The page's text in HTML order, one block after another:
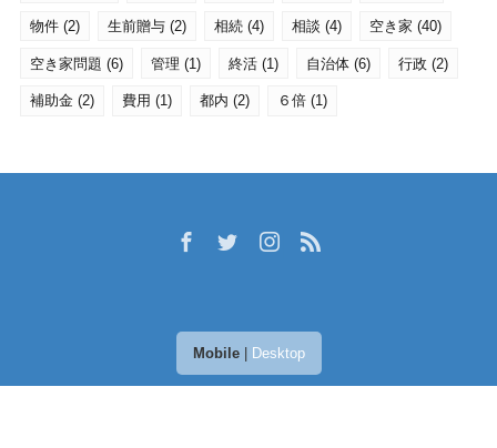
物件(2) 生前贈与(2) 相続(4) 相談 (4) 空き家 (40)
空き家問題 (6) 管理 (1) 終活(1) 自治体 (6) 行政 (2)
補助金(2) 費用 (1) 都内 (2) ６倍 (1)
Mobile| Desktop